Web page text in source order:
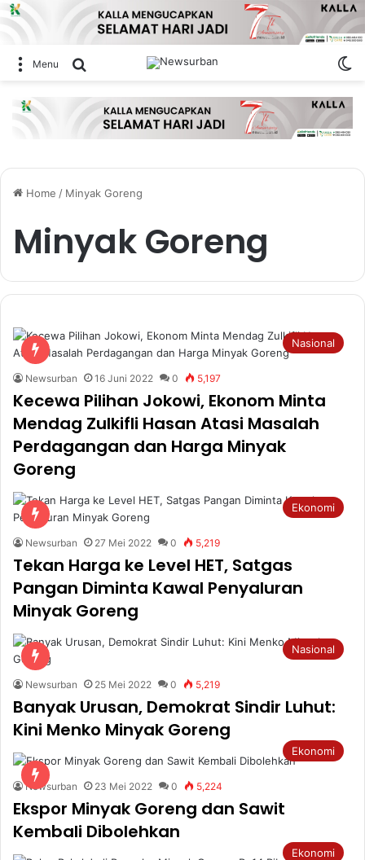
Menu Search for
Home / Minyak Goreng
Minyak Goreng
Nasional
Newsurban 16 Juni 2022 0 5,197
Kecewa Pilihan Jokowi, Ekonom Minta
Mendag Zulkifli Hasan Atasi Masalah
Perdagangan dan Harga Minyak
Goreng
Ekonomi
Newsurban 27 Mei 2022 0 5,219
Tekan Harga ke Level HET, Satgas
Pangan Diminta Kawal Penyaluran
Minyak Goreng
Nasional
Newsurban 25 Mei 2022 0 5,219
Banyak Urusan, Demokrat Sindir Luhut:
Kini Menko Minyak Goreng
Ekonomi
Newsurban 23 Mei 2022 0 5,224
Ekspor Minyak Goreng dan Sawit
Kembali Dibolehkan
Ekonomi